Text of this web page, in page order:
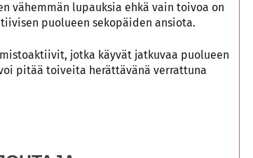
vähemmän lupauksia ehkä vain toivoa on
puolueen sekopäiden ansiota.
jotka käyvät jatkuvaa puolueen
pitää toiveita herättävänä verrattuna